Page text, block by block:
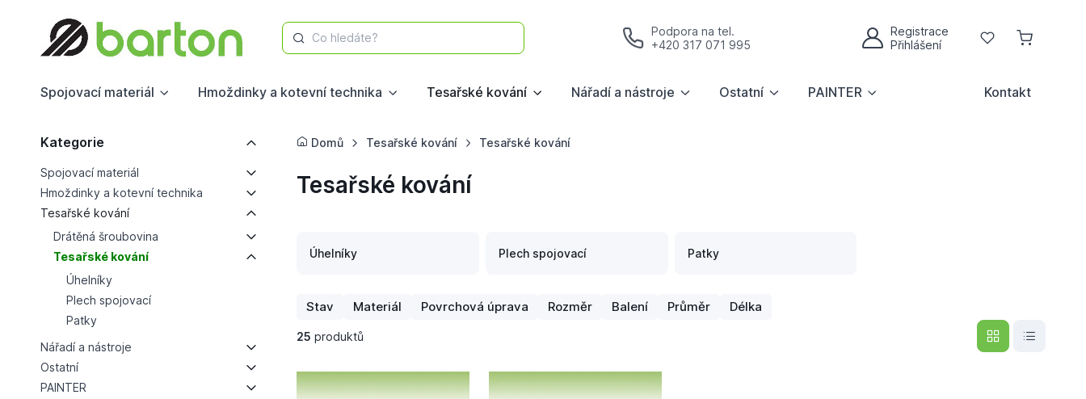
Co hledáte?
Podpora na tel.
+420 317 071 995
Registrace
Přihlášení
Oblíbené
Spojovací materiál Hmoždinky a kotevní technika Tesařské kování Nářadí a nástroje Ostatní PAINTER Kontakt
Kategorie
Spojovací materiál
Hmoždinky a kotevní technika
Tesařské kování
Drátěná šroubovina
Tesařské kování
Úhelníky
Plech spojovací
Patky
Nářadí a nástroje
Ostatní
PAINTER
Domů Tesařské kování Tesařské kování
Tesařské kování
Úhelníky Plech spojovací Patky
Stav Materiál Povrchová úprava Rozměr Balení Průměr Délka
25 produktů